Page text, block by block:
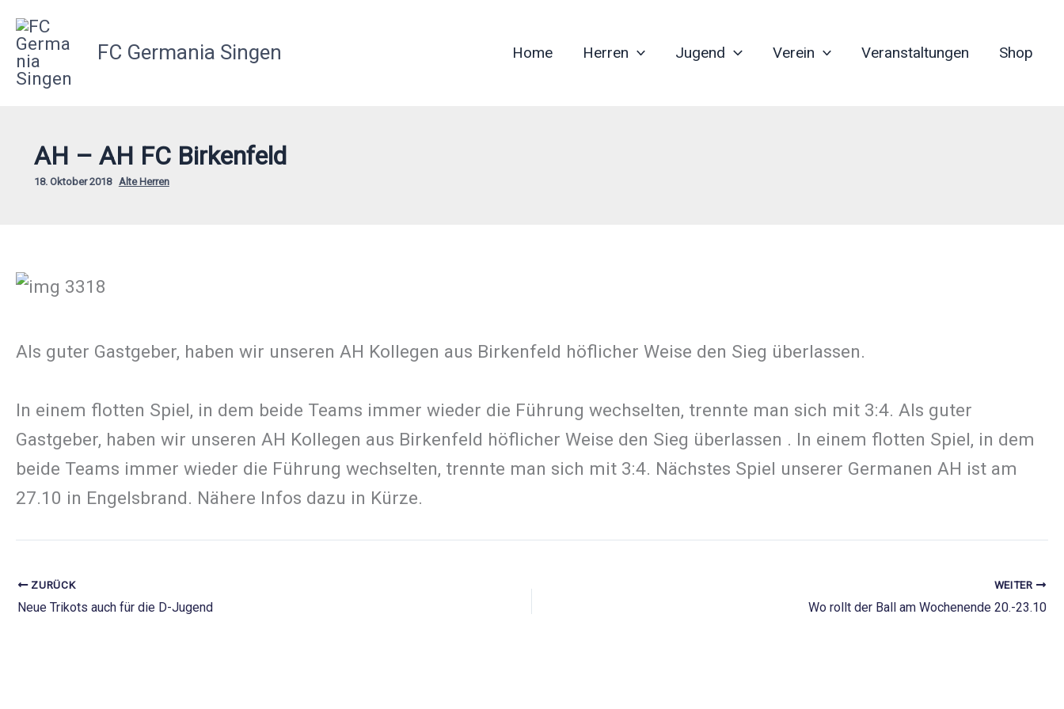
Zum
Inhalt
springen
FC Germania Singen Home Herren Jugend Verein Veranstaltungen Shop
AH – AH FC Birkenfeld
18. Oktober 2018 Alte Herren
Als guter Gastgeber, haben wir unseren AH Kollegen aus Birkenfeld höflicher Weise den Sieg überlassen.
In einem flotten Spiel, in dem beide Teams immer wieder die Führung wechselten, trennte man sich mit 3:4. Als guter
Gastgeber, haben wir unseren AH Kollegen aus Birkenfeld höflicher Weise den Sieg überlassen . In einem flotten Spiel, in dem
beide Teams immer wieder die Führung wechselten, trennte man sich mit 3:4. Nächstes Spiel unserer Germanen AH ist am
27.10 in Engelsbrand. Nähere Infos dazu in Kürze.
ZURÜCK
Neue Trikots auch für die D-Jugend
WEITER
Wo rollt der Ball am Wochenende 20.-23.10